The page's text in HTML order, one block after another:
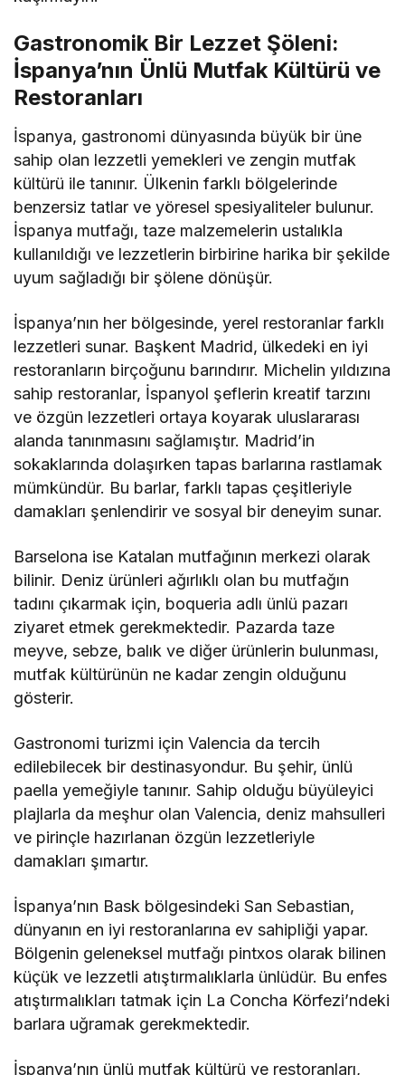
Gastronomik Bir Lezzet Şöleni:
İspanya’nın Ünlü Mutfak Kültürü ve
Restoranları
İspanya, gastronomi dünyasında büyük bir üne
sahip olan lezzetli yemekleri ve zengin mutfak
kültürü ile tanınır. Ülkenin farklı bölgelerinde
benzersiz tatlar ve yöresel spesiyaliteler bulunur.
İspanya mutfağı, taze malzemelerin ustalıkla
kullanıldığı ve lezzetlerin birbirine harika bir şekilde
uyum sağladığı bir şölene dönüşür.
İspanya’nın her bölgesinde, yerel restoranlar farklı
lezzetleri sunar. Başkent Madrid, ülkedeki en iyi
restoranların birçoğunu barındırır. Michelin yıldızına
sahip restoranlar, İspanyol şeflerin kreatif tarzını
ve özgün lezzetleri ortaya koyarak uluslararası
alanda tanınmasını sağlamıştır. Madrid’in
sokaklarında dolaşırken tapas barlarına rastlamak
mümkündür. Bu barlar, farklı tapas çeşitleriyle
damakları şenlendirir ve sosyal bir deneyim sunar.
Barselona ise Katalan mutfağının merkezi olarak
bilinir. Deniz ürünleri ağırlıklı olan bu mutfağın
tadını çıkarmak için, boqueria adlı ünlü pazarı
ziyaret etmek gerekmektedir. Pazarda taze
meyve, sebze, balık ve diğer ürünlerin bulunması,
mutfak kültürünün ne kadar zengin olduğunu
gösterir.
Gastronomi turizmi için Valencia da tercih
edilebilecek bir destinasyondur. Bu şehir, ünlü
paella yemeğiyle tanınır. Sahip olduğu büyüleyici
plajlarla da meşhur olan Valencia, deniz mahsulleri
ve pirinçle hazırlanan özgün lezzetleriyle
damakları şımartır.
İspanya’nın Bask bölgesindeki San Sebastian,
dünyanın en iyi restoranlarına ev sahipliği yapar.
Bölgenin geleneksel mutfağı pintxos olarak bilinen
küçük ve lezzetli atıştırmalıklarla ünlüdür. Bu enfes
atıştırmalıkları tatmak için La Concha Körfezi’ndeki
barlara uğramak gerekmektedir.
İspanya’nın ünlü mutfak kültürü ve restoranları,